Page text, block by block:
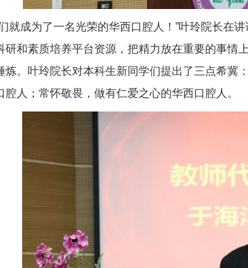
成为了一名光荣的华西口腔人！”叶玲院长在
研和素质培养平台资源，把精力放在重要的事情
炼。叶玲院长对本科生新同学们提出了三点希冀
人；常怀敬畏，做有仁爱之心的华西口腔人。